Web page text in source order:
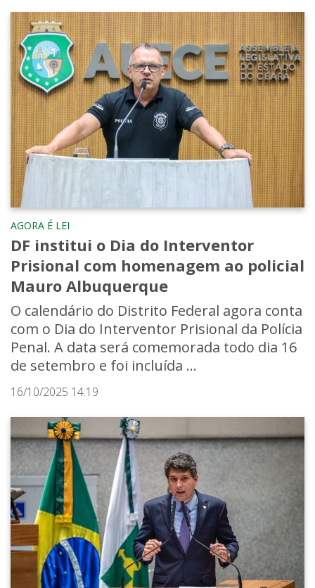
AGORA É LEI
DF institui o Dia do Interventor
Prisional com homenagem ao policial
Mauro Albuquerque
O calendário do Distrito Federal agora conta
com o Dia do Interventor Prisional da Polícia
Penal. A data será comemorada todo dia 16
de setembro e foi incluída ...
16/10/2025 14:19